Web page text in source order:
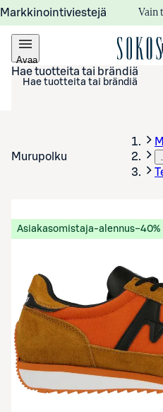
Markkinointiviestejä Vain
Avaa
valikko
Hae tuotteita tai brändiä
Murupolku
Avaa
Asiakasomistaja-alennus−40%